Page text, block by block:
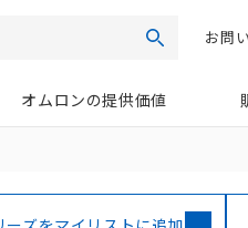
検索お問
オムロンの提供価値